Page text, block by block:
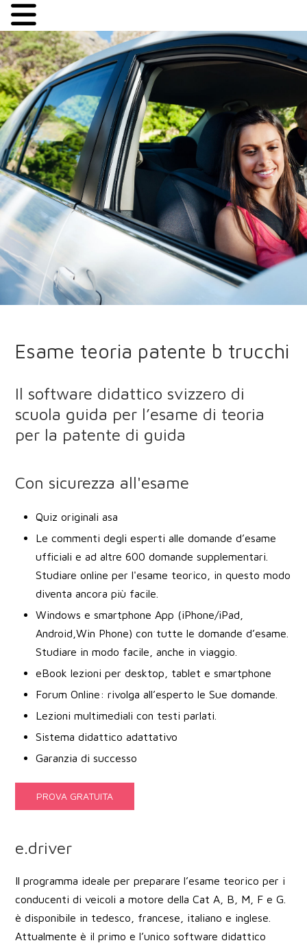
Esame teoria patente b trucchi
Il software didattico svizzero di
scuola guida per l’esame di teoria
per la patente di guida
Con sicurezza all'esame
Quiz originali asa
Le commenti degli esperti alle domande d’esame
ufficiali e ad altre 600 domande supplementari.
Studiare online per l'esame teorico, in questo modo
diventa ancora più facile.
Windows e smartphone App (iPhone/iPad,
Android,Win Phone) con tutte le domande d’esame.
Studiare in modo facile, anche in viaggio.
eBook lezioni per desktop, tablet e smartphone
Forum Online: rivolga all’esperto le Sue domande.
Lezioni multimediali con testi parlati.
Sistema didattico adattativo
Garanzia di successo
PROVA GRATUITA
e.driver
Il programma ideale per preparare l’esame teorico per i
conducenti di veicoli a motore della Cat A, B, M, F e G.
è disponibile in tedesco, francese, italiano e inglese.
Attualmente è il primo e l’unico software didattico